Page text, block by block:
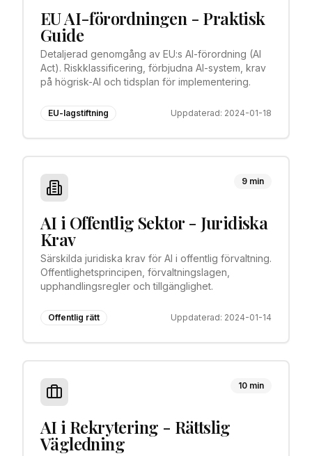
EU AI-förordningen - Praktisk
Guide
Detaljerad genomgång av EU:s AI-förordning (AI
Act). Riskklassificering, förbjudna AI-system, krav
på högrisk-AI och tidsplan för implementering.
EU-lagstiftning Uppdaterad: 2024-01-18
9 min
AI i Offentlig Sektor - Juridiska
Krav
Särskilda juridiska krav för AI i offentlig förvaltning.
Offentlighetsprincipen, förvaltningslagen,
upphandlingsregler och tillgänglighet.
Offentlig rätt Uppdaterad: 2024-01-14
10 min
AI i Rekrytering - Rättslig
Vägledning